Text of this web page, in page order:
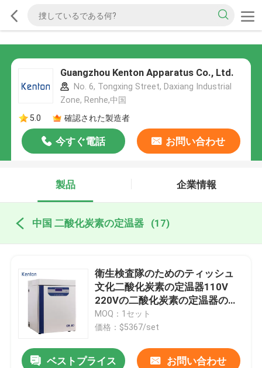
Guangzhou Kenton Apparatus Co., Ltd.
No. 6, Tongxing Street, Daxiang Industrial
Zone, Renhe,中国
5.0
確認された製造者
今すぐ電話 お問い合わせ
製品 企業情報
中国 二酸化炭素の定温器 (17)
衛生検査隊のためのティッシュ
文化二酸化炭素の定温器110V
220Vの二酸化炭素の定温器のセ
リウム
MOQ：1セット
価格：$5367/set
ベストプライス お問い合わせ